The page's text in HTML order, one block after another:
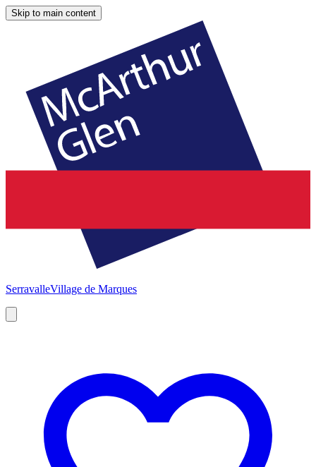
Skip to main content
SerravalleVillage de Marques